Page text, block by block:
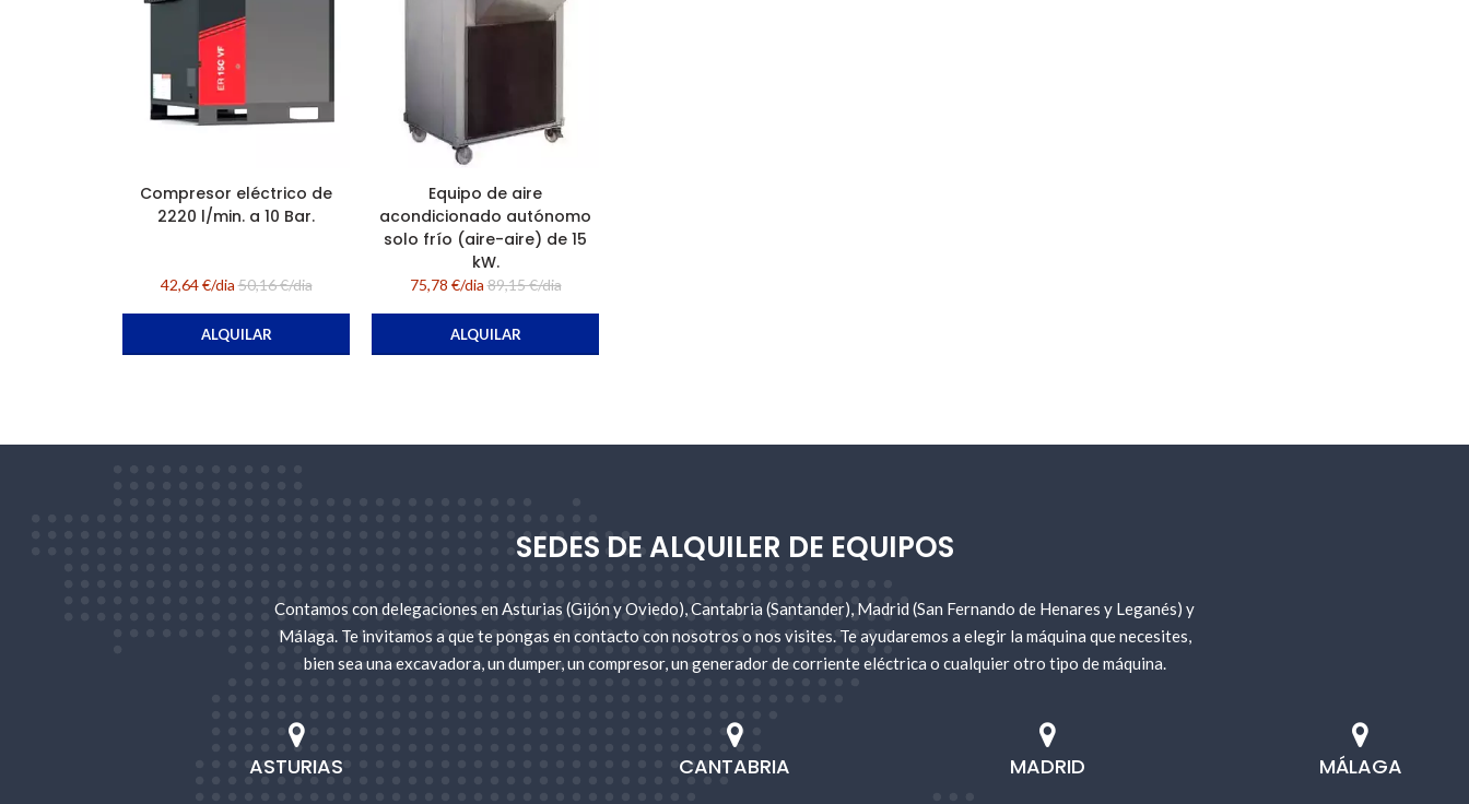
Compresor eléctrico de
2220 l/min. a 10 Bar.
42,64 €/dia50,16 €/dia
ALQUILAR
Equipo de aire
acondicionado autónomo
solo frío (aire-aire) de 15
kW.
75,78 €/dia89,15 €/dia
ALQUILAR
SEDES DE ALQUILER DE EQUIPOS
Contamos con delegaciones en Asturias (Gijón y Oviedo), Cantabria (Santander), Madrid (San Fernando de Henares y Leganés) y
Málaga. Te invitamos a que te pongas en contacto con nosotros o nos visites. Te ayudaremos a elegir la máquina que necesites,
bien sea una excavadora, un dumper, un compresor, un generador de corriente eléctrica o cualquier otro tipo de máquina.
ASTURIAS CANTABRIA MADRID MÁLAGA